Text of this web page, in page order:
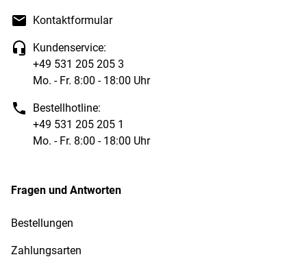
Kontaktformular
Kundenservice:
+49 531 205 205 3
Mo. - Fr. 8:00 - 18:00 Uhr
Bestellhotline:
+49 531 205 205 1
Mo. - Fr. 8:00 - 18:00 Uhr
Fragen und Antworten
Bestellungen
Zahlungsarten